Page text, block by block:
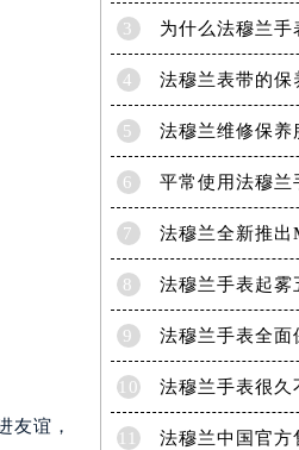
前预约）
友谊，
3
4
5
6
7
8
9
10
11